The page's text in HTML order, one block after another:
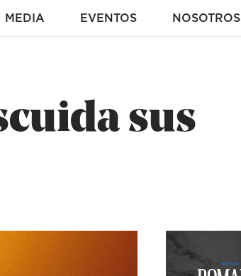
MEDIA EVENTOS NOSOTROS
sus